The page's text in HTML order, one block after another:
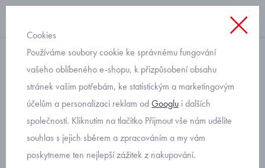
pletené
pletené dětské palčáky se
srdíčky bordové pro věk 3-5
let
Cookies
Používáme soubory cookie ke správnému fungování
vašeho oblíbeného e-shopu, k přizpůsobení obsahu
stránek vašim potřebám, ke statistickým a marketingovým
účelům a personalizaci reklam odGooglu i dalších
společností. Kliknutím na tlačítko Přijmout vše nám udělíte
souhlas s jejich sběrem a zpracováním a my vám
poskytneme ten nejlepší zážitek z nakupování.